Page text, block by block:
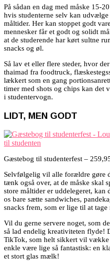
På sådan en dag med måske 15-
hvis studenterne selv kan
måltider. Her kan stoppet godt
mennesker får et godt og solidt
at de studerende har kørt sultne
snacks og øl.
Så lav et eller flere steder, hvor
thaimad fra foodtruck,
lækkert som en gang
timer med shots og chips kan det
i studentervogn.
LIDT, MEN GODT
Gæstebog til studenterfest –
Selvfølgelig vil alle forældre gøre
tænk også over, at de måske skal
store måltider er uddelegeret, kan
os bare sætte sandwiches,
snacks frem, som er lige til at tage
Vil du gerne servere noget, som
så lad endelig kreativiteten flyde!
TikTok, som helt sikkert vil
enkle være lige så fantastisk: en
et stort glas mælk!